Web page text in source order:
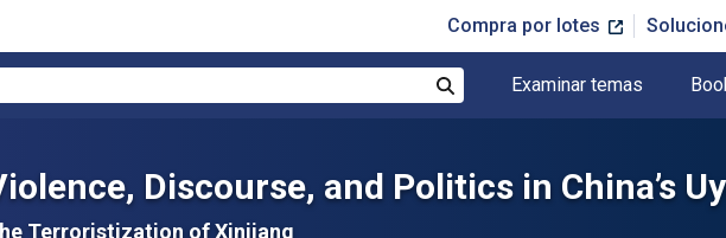
Compra por lotes
Examinar temas
Discourse, and Politics in China’s
Terroristization of Xinjiang